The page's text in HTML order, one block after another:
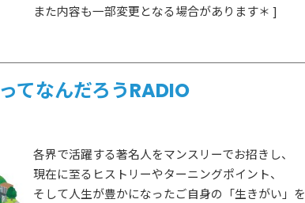
また内容も一部変更となる場合があります＊ ]
てなんだろうRADIO
各界で活躍する著名人をマンスリーでお招きし、
現在に至るヒストリーやターニングポイント、
そして人生が豊かになったご自身の「生きがい」を